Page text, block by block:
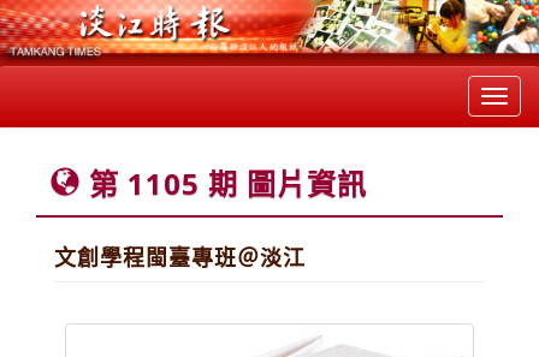
第 1105 期 圖片資訊
文創學程閩臺專班＠淡江